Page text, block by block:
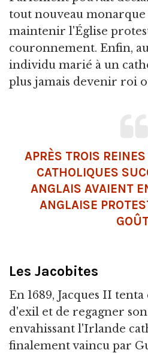
tout nouveau
maintenir l'Église
couronnement. Enfin,
individu marié à un
plus jamais devenir roi
APRÈS TROIS
CATHOLIQUES
ANGLAIS AVAIENT
ANGLAISE
Les Jacobites
En 1689, Jacques II
d'exil et de regagner
envahissant l'Irlande
finalement vaincu par